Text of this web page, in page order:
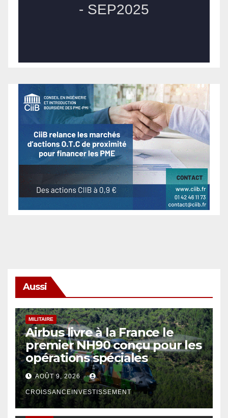
Aussi
MILITAIRE
Airbus livre à la France le
premier NH90 conçu pour les
opérations spéciales
AOÛT 9, 2026
CROISSANCEINVESTISSEMENT